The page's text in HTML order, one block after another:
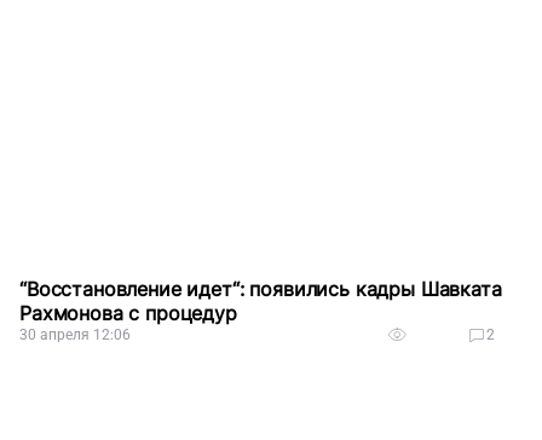
“Восстановление идет“: появились кадры Шавката
Рахмонова с процедур
30 апреля 12:06 2